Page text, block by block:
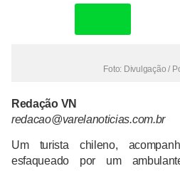
Foto: Divulgação /
Redação VN
redacao@varelanoticias.com.br
Um turista chileno,
esfaqueado por um